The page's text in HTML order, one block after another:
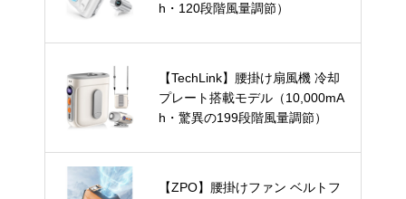
h・120段階風量調節）
【TechLink】腰掛け扇風機 冷却
プレート搭載モデル（10,000mA
h・驚異の199段階風量調節）
【ZPO】腰掛けファン ベルトフ